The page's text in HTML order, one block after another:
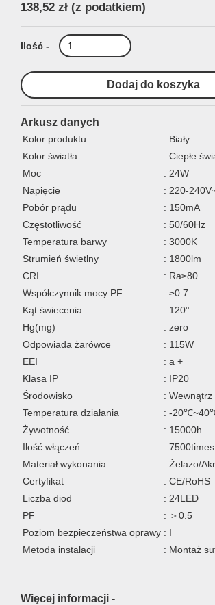
138,52 zł (z podatkiem)
Ilość -
Arkusz danych
Kolor produktu
: Biały
Kolor światła
: Ciepłe
Moc
: 24W
Napięcie
: 220-
Pobór prądu
: 150mA
Częstotliwość
: 50/60Hz
Temperatura barwy
: 3000K
Strumień świetlny
: 1800lm
CRI
: Ra≥80
Współczynnik mocy PF
: ≥0.7
Kąt świecenia
: 120°
Hg(mg)
: zero
Odpowiada żarówce
: 115W
EEI
: a +
Klasa IP
: IP20
Środowisko
: Wewnątrz
Temperatura działania
: -
Żywotność
: 15000h
Ilość włączeń
: 7500times
Materiał wykonania
: Żelazo/
Certyfikat
: CE/RoHS
Liczba diod
: 24LED
PF
: ＞0.5
Poziom bezpieczeństwa oprawy : I
Metoda instalacji
: Montaż
Więcej informacji -